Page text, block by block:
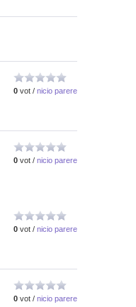
0 vot / nicio parere
0 vot / nicio parere
0 vot / nicio parere
0 vot / nicio parere